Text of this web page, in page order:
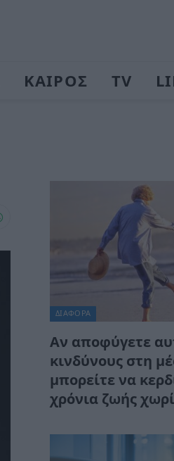
ΚΑΙΡΟΣ TV
ΔΙΆΦΟΡΑ
Αν αποφύγετε
κινδύνους στη
μπορείτε να
χρόνια ζωής